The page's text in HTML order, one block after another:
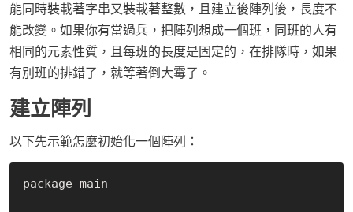
能同時裝載著字串又裝載著整數，且建立後陣列後，長度不
能改變。如果你有當過兵，把陣列想成一個班，同班的人有
相同的元素性質，且每班的長度是固定的，在排隊時，如果
有別班的排錯了，就等著倒大霉了。
建立陣列
以下先示範怎麼初始化一個陣列：
package main